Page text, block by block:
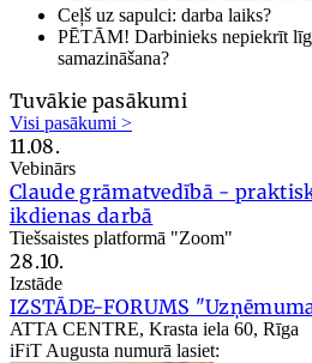
Ceļš uz sapulci: darba laiks?
PĒTĀM! Darbinieks nepiekrīt
samazināšana?
Tuvākie pasākumi
Visi pasākumi >
11.08.
Vebinārs
Claude grāmatvedībā -
ikdienas darbā
Tiešsaistes platformā "Zoom"
28.10.
Izstāde
IZSTĀDE-FORUMS
ATTA CENTRE, Krasta iela 60, Rīga
iFiT Augusta numurā lasiet: